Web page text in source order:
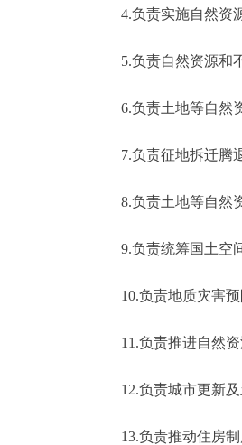
4.负责实施自然资源
5.负责自然资源和不
6.负责土地等自然资
7.负责征地拆迁腾退
8.负责土地等自然资
9.负责统筹国土空间
10.负责地质灾害预
11.负责推进自然资
12.负责城市更新及
13.负责推动住房制